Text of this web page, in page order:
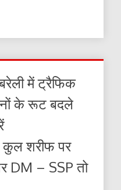
में ट्रैफिक
के रूट बदले
कुल शरीफ पर
DM – SSP तो